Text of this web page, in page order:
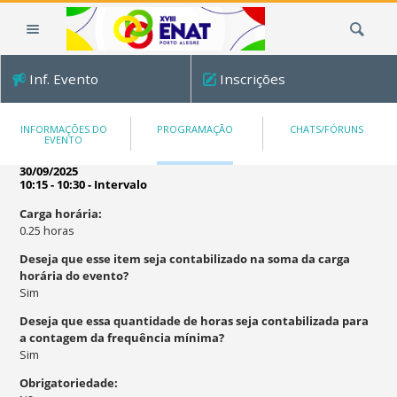
Inf. Evento Inscrições
INFORMAÇÕES DO
EVENTO
PROGRAMAÇÃO CHATS/FÓRUNS
30/09/2025
10:15 - 10:30- Intervalo
Carga horária:
0.25horas
Deseja que esse item seja contabilizado na soma da carga
horária do evento?
Sim
Deseja que essa quantidade de horas seja contabilizada para
a contagem da frequência mínima?
Sim
Obrigatoriedade: